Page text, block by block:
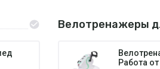
Велотренажеры
Работа от